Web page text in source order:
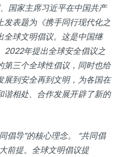
国家主席习近平在中国共产
发表题为《携手同行现代化之
球文明倡议。这是中国继
2022年提出全球安全倡议之
三个全球性倡议，同时也给
展到安全再到文明，为各国在
相处、合作发展开辟了新的
倡导”的核心理念。 “共同倡
前提。全球文明倡议提